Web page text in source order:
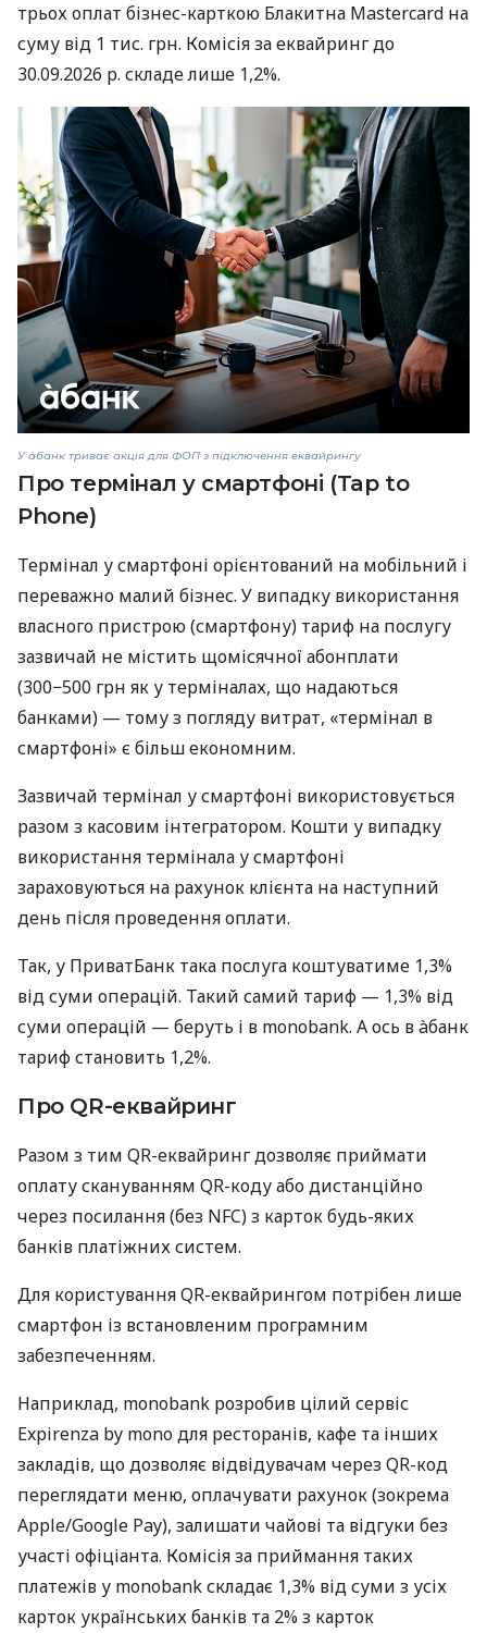
трьох оплат бізнес-карткою Блакитна Mastercard на
суму від 1 тис. грн. Комісія за еквайринг до
30.09.2026 р. складе лише 1,2%.
У àбанк триває акція для ФОП з підключення еквайрингу
Про термінал у смартфоні (Tap to
Phone)
Термінал у смартфоні орієнтований на мобільний і
переважно малий бізнес. У випадку використання
власного пристрою (смартфону) тариф на послугу
зазвичай не містить щомісячної абонплати
(300−500 грн як у терміналах, що надаються
банками) — тому з погляду витрат, «термінал в
смартфоні» є більш економним.
Зазвичай термінал у смартфоні використовується
разом з касовим інтегратором. Кошти у випадку
використання термінала у смартфоні
зараховуються на рахунок клієнта на наступний
день після проведення оплати.
Так, у ПриватБанк така послуга коштуватиме 1,3%
від суми операцій. Такий самий тариф — 1,3% від
суми операцій — беруть і в monobank. А ось в àбанк
тариф становить 1,2%.
Про QR-еквайринг
Разом з тим QR-еквайринг дозволяє приймати
оплату скануванням QR-коду або дистанційно
через посилання (без NFC) з карток будь-яких
банків платіжних систем.
Для користування QR-еквайрингом потрібен лише
смартфон із встановленим програмним
забезпеченням.
Наприклад, monobank розробив цілий сервіс
Expirenza by mono для ресторанів, кафе та інших
закладів, що дозволяє відвідувачам через QR-код
переглядати меню, оплачувати рахунок (зокрема
Apple/Google Pay), залишати чайові та відгуки без
участі офіціанта. Комісія за приймання таких
платежів у monobank складає 1,3% від суми з усіх
карток українських банків та 2% з карток